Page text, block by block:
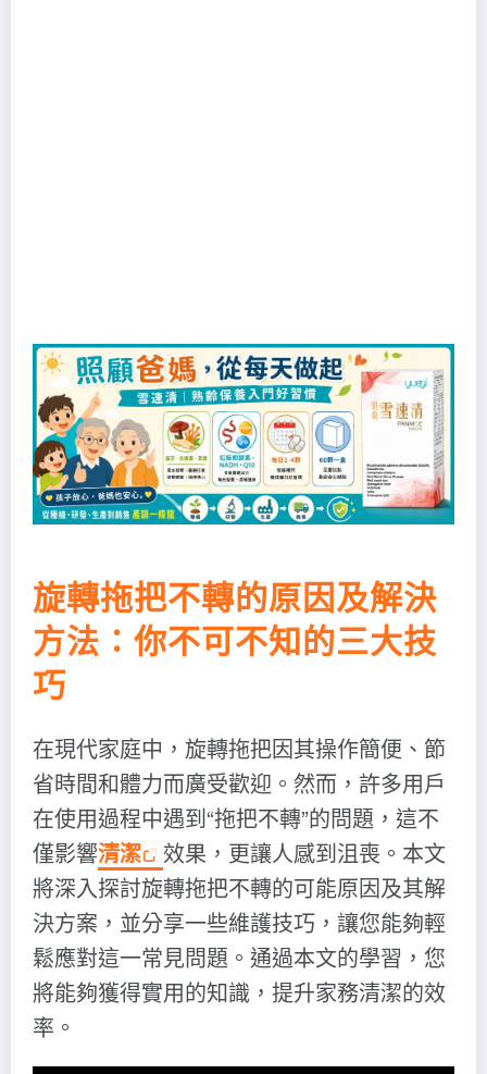
旋轉拖把不轉的原因及解決
方法：你不可不知的三大技
巧
在現代家庭中，旋轉拖把因其操作簡便、節
省時間和體力而廣受歡迎。然而，許多用戶
在使用過程中遇到“拖把不轉”的問題，這不
僅影響清潔
效果，更讓人感到沮喪。本文
將深入探討旋轉拖把不轉的可能原因及其解
決方案，並分享一些維護技巧，讓您能夠輕
鬆應對這一常見問題。通過本文的學習，您
將能夠獲得實用的知識，提升家務清潔的效
率。